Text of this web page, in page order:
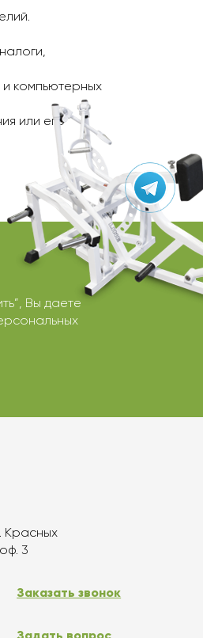
компьютерных
или его
Вы даете
Красных
3
Заказать звонок